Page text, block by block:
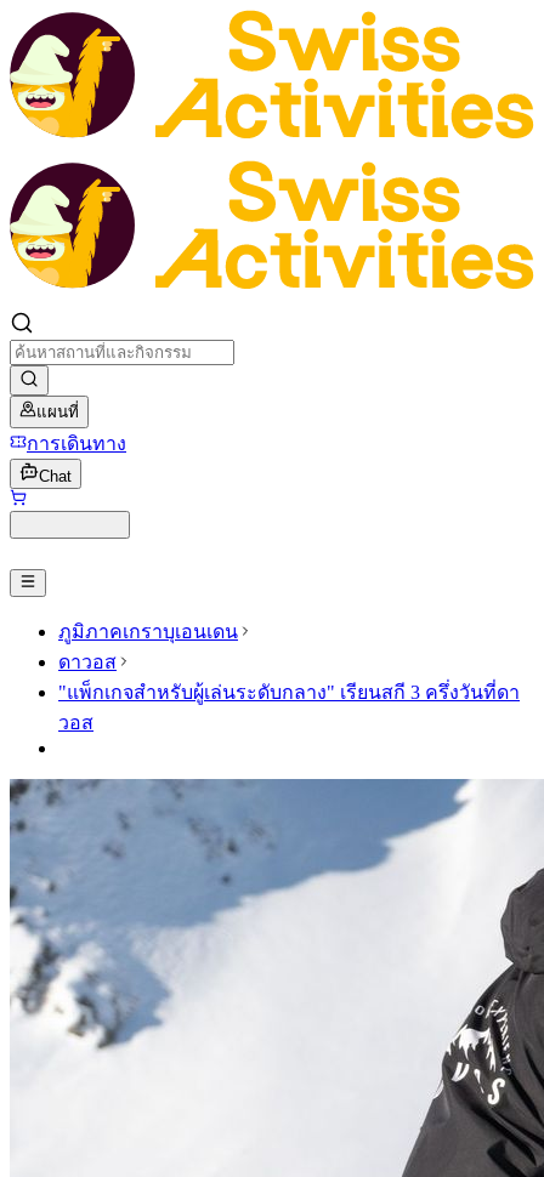
แผนที่
การเดินทาง
Chat
ภูมิภาคเกราบุเอนเดน
ดาวอส
"แพ็กเกจสำหรับผู้เล่นระดับกลาง" เรียนสกี 3 ครึ่งวันที่ดา
วอส